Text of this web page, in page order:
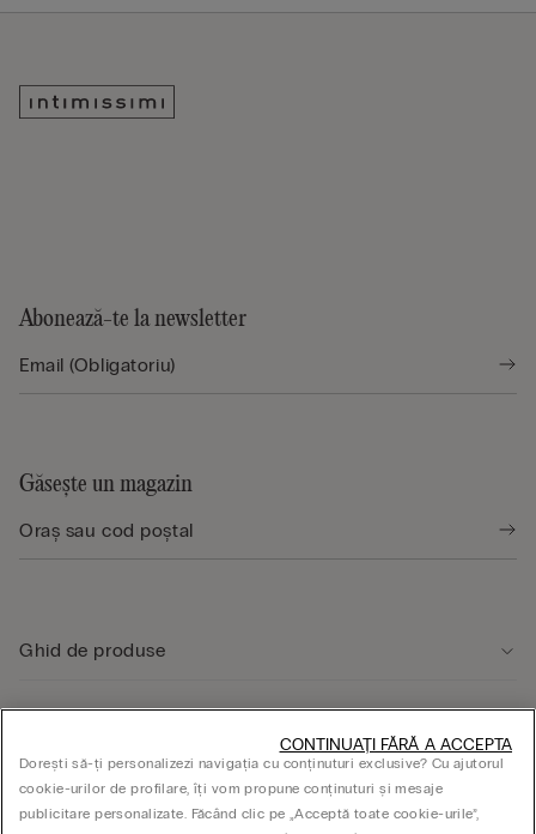
Abonează-te la newsletter
Găsește un magazin
Ghid de produse
ASPECTE JURIDICE
Dorești să-ți personalizezi navigația cu conținuturi exclusive? Cu ajutorul
cookie-urilor de profilare, îți vom propune conținuturi și mesaje
publicitare personalizate. Făcând clic pe „Acceptă toate cookie-urile”,
CONTINUAȚI FĂRĂ A ACCEPTA